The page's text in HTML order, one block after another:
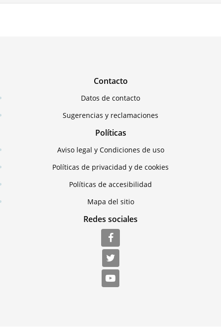
Contacto
Datos de contacto
Sugerencias y reclamaciones
Políticas
Aviso legal y Condiciones de uso
Políticas de privacidad y de cookies
Políticas de accesibilidad
Mapa del sitio
Redes sociales